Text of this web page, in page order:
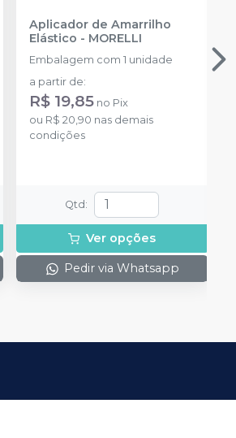
Aplicador de Amarrilho
Elástico - MORELLI
Embalagem com 1 unidade
a partir de:
R$ 19,85 no Pix
ou R$ 20,90 nas demais
condições
Qtd :
Ver opções
Pedir via Whatsapp